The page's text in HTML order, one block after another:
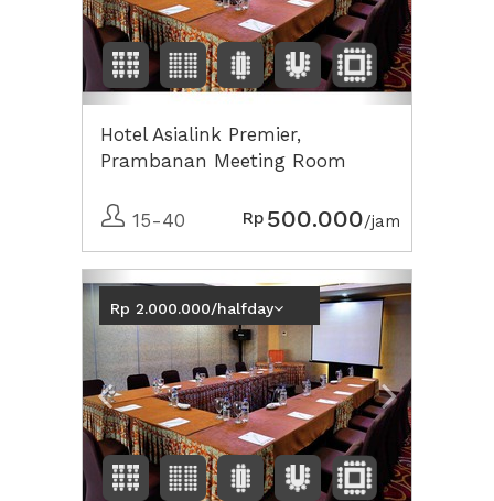
Hotel Asialink Premier,
Prambanan Meeting Room
15-40 Rp 500.000/jam
Previous Next2
Rp 2.000.000/halfday